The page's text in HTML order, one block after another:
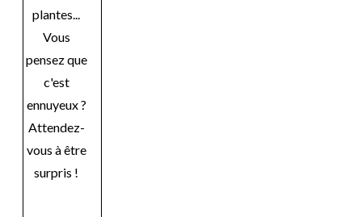
plantes...
Vous
pensez que
c'est
ennuyeux ?
Attendez-
vous à être
surpris !